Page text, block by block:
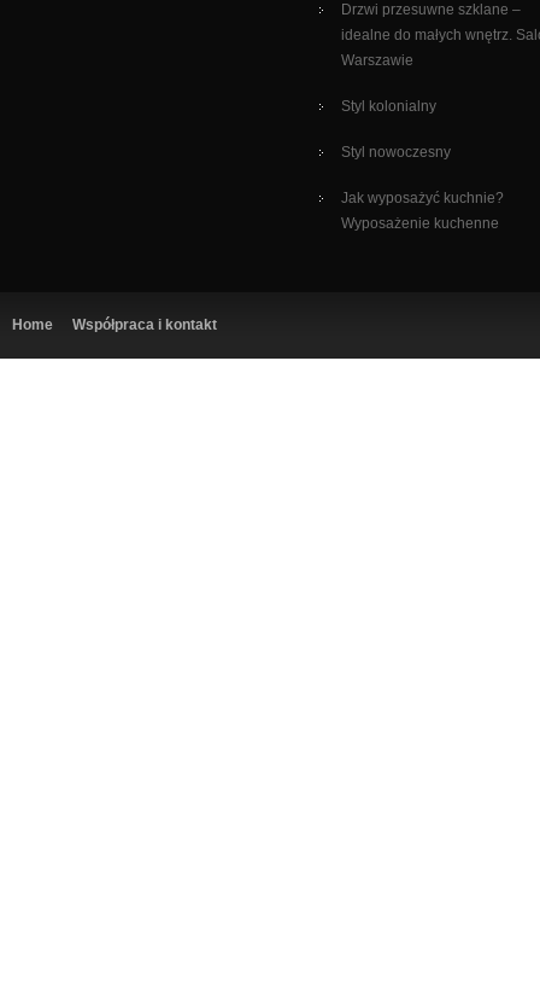
Drzwi przesuwne szklane –
idealne do małych wnętrz.
Warszawie
Styl kolonialny
Styl nowoczesny
Jak wyposażyć kuchnie?
Wyposażenie kuchenne
Home Współpraca i kontakt